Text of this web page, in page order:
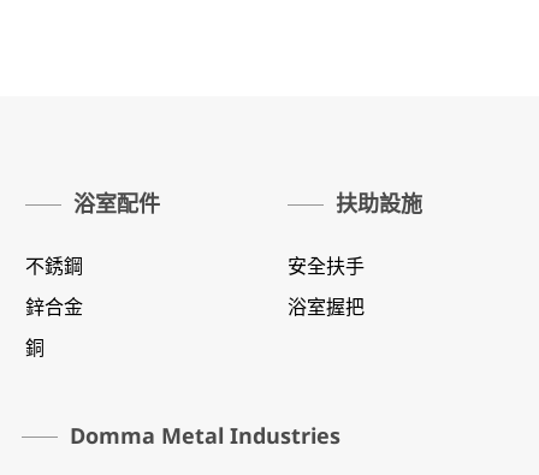
浴室配件
不銹鋼
鋅合金
銅
扶助設施
安全扶手
浴室握把
Domma Metal Industries